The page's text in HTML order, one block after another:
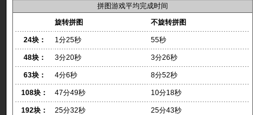
拼图游戏平均完成时间
旋转拼图
不旋转拼图
24块： 1分25秒 55秒
48块： 3分20秒 3分26秒
63块： 4分6秒 8分52秒
108块： 47分49秒 10分18秒
192块： 25分32秒 25分43秒